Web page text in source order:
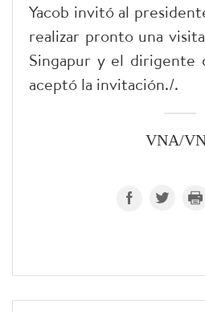
Yacob invitó al
realizar pronto una
Singapur y el dirigente
aceptó la invitación./.
VNA/